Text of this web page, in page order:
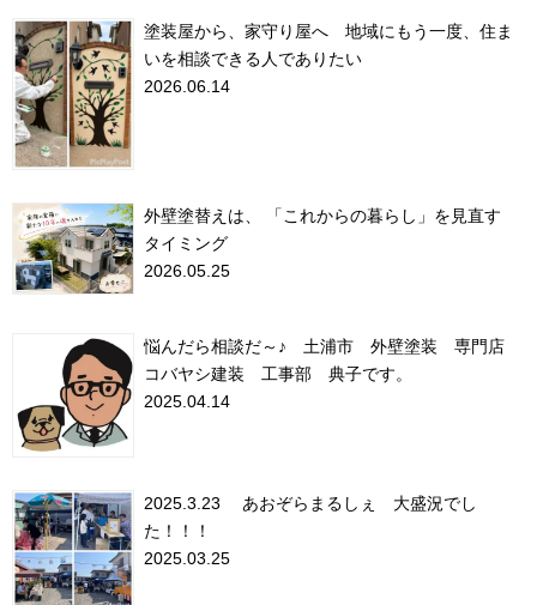
塗装屋から、家守り屋へ 地域にもう一度、住ま
いを相談できる人でありたい
2026.06.14
外壁塗替えは、 「これからの暮らし」を見直す
タイミング
2026.05.25
悩んだら相談だ～♪ 土浦市 外壁塗装 専門店
コバヤシ建装 工事部 典子です。
2025.04.14
2025.3.23 あおぞらまるしぇ 大盛況でし
た！！！
2025.03.25